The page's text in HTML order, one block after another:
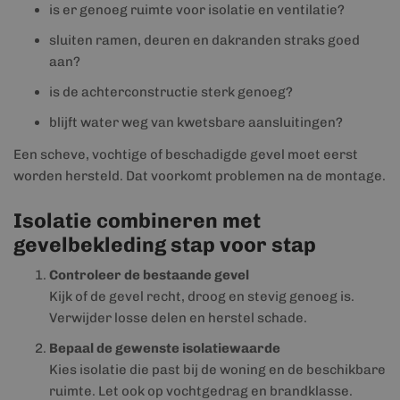
is er genoeg ruimte voor isolatie en ventilatie?
sluiten ramen, deuren en dakranden straks goed
aan?
is de achterconstructie sterk genoeg?
blijft water weg van kwetsbare aansluitingen?
Een scheve, vochtige of beschadigde gevel moet eerst
worden hersteld. Dat voorkomt problemen na de montage.
Isolatie combineren met
gevelbekleding stap voor stap
Controleer de bestaande gevel
Kijk of de gevel recht, droog en stevig genoeg is.
Verwijder losse delen en herstel schade.
Bepaal de gewenste isolatiewaarde
Kies isolatie die past bij de woning en de beschikbare
ruimte. Let ook op vochtgedrag en brandklasse.